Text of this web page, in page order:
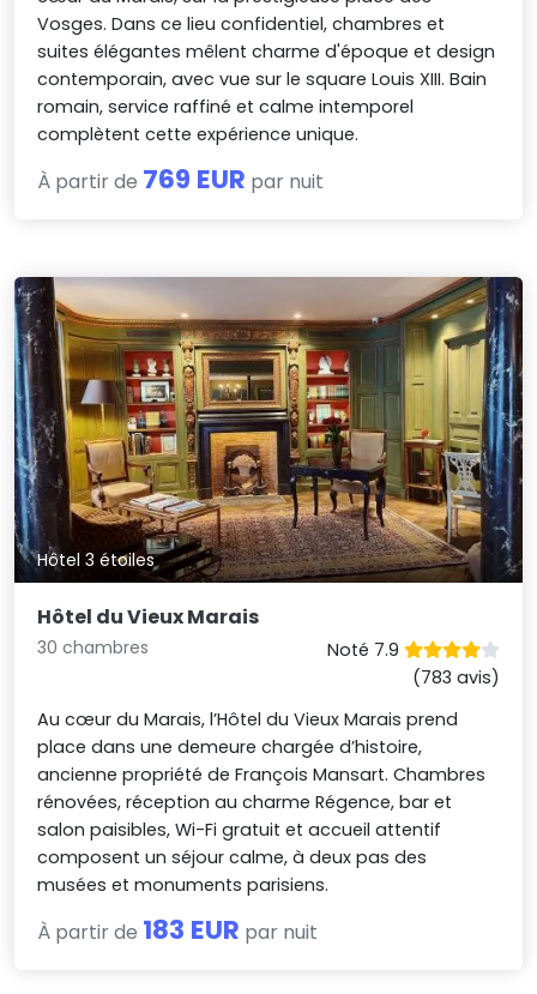
Vosges. Dans ce lieu confidentiel, chambres et
suites élégantes mêlent charme d'époque et design
contemporain, avec vue sur le square Louis XIII. Bain
romain, service raffiné et calme intemporel
complètent cette expérience unique.
À partir de 769 EUR par nuit
Hôtel 3 étoiles
Hôtel du Vieux Marais
30 chambres
Noté 7.9
(783 avis)
Au cœur du Marais, l’Hôtel du Vieux Marais prend
place dans une demeure chargée d’histoire,
ancienne propriété de François Mansart. Chambres
rénovées, réception au charme Régence, bar et
salon paisibles, Wi-Fi gratuit et accueil attentif
composent un séjour calme, à deux pas des
musées et monuments parisiens.
À partir de 183 EUR par nuit